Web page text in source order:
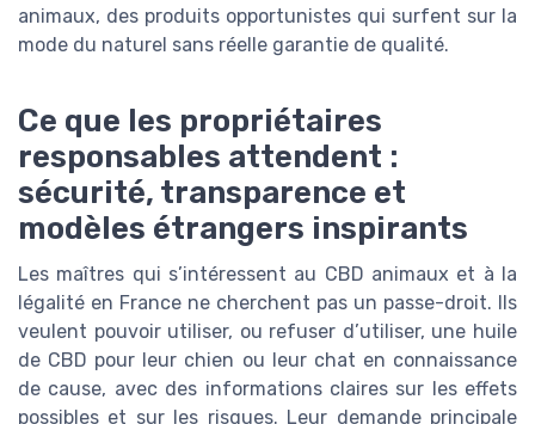
animaux, des produits opportunistes qui surfent sur la
mode du naturel sans réelle garantie de qualité.
Ce que les propriétaires
responsables attendent :
sécurité, transparence et
modèles étrangers inspirants
Les maîtres qui s’intéressent au CBD animaux et à la
légalité en France ne cherchent pas un passe-droit. Ils
veulent pouvoir utiliser, ou refuser d’utiliser, une huile
de CBD pour leur chien ou leur chat en connaissance
de cause, avec des informations claires sur les effets
possibles et sur les risques. Leur demande principale